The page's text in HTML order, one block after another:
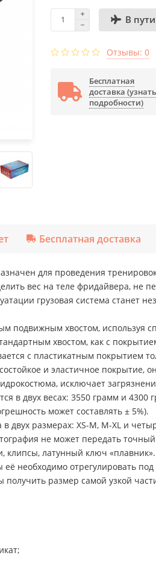
В пути
Отзывы: 0
Бесплатная
доставка (узнать
подробности)
Бесплатная доставка
для проведения
вес на теле фридайвера, не
грузовая система
подвижным хвостом, используя
хвостом, как с
с пластикатным покрытием
и эластичное покрытие,
исключает
в двух весах: 3550 грамм и
может составлять ± 5%).
в двух размерах: XS-M, M-XL и
не может передать
латунный ключ «плавник».
необходимо отрегулировать
размер самой узкой